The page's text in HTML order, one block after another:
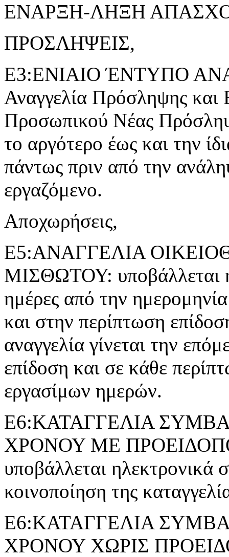
ΕΝΑΡΞΗ-ΛΗΞΗ
ΠΡΟΣΛΗΨΕΙΣ,
Ε3:ΕΝΙΑΙΟ ΈΝΤΥΠΟ
Αναγγελία Πρόσληψης
Προσωπικού Νέας
το αργότερο έως και την
πάντως πριν από την
εργαζόμενο.
Αποχωρήσεις,
Ε5:ΑΝΑΓΓΕΛΙΑ
ΜΙΣΘΩΤΟΥ: υποβάλλεται
ημέρες από την
και στην περίπτωση
αναγγελία γίνεται την
επίδοση και σε κάθε
εργασίμων ημερών.
Ε6:ΚΑΤΑΓΓΕΛΙΑ
ΧΡΟΝΟΥ ΜΕ
υποβάλλεται ηλεκτρονικά
κοινοποίηση της
Ε6:ΚΑΤΑΓΓΕΛΙΑ
ΧΡΟΝΟΥ ΧΩΡΙΣ